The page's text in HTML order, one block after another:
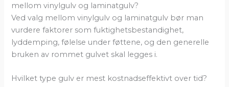
mellom vinylgulv og laminatgulv?
Ved valg mellom vinylgulv og laminatgulv bør man
vurdere faktorer som fuktighetsbestandighet,
lyddemping, følelse under føttene, og den generelle
bruken av rommet gulvet skal legges i.
Hvilket type gulv er mest kostnadseffektivt over tid?